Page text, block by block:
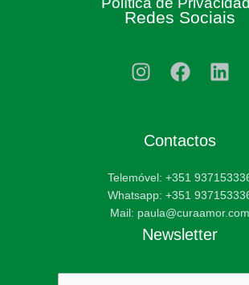
Redes Sociais
Contactos
Telemóvel: +351
Whatsapp: +351
Mail: paula@curaamor.com
Newsletter